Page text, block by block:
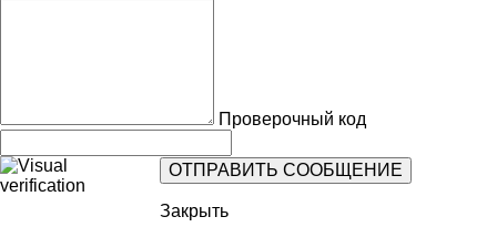
Проверочный код
Закрыть